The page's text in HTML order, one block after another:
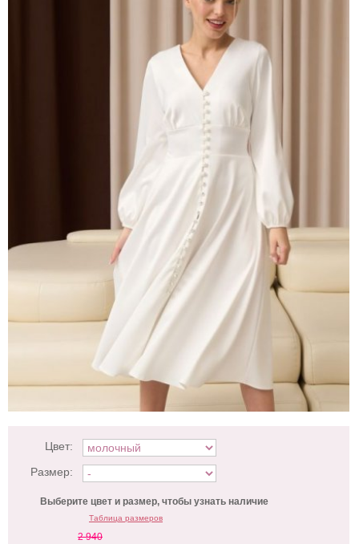
Цвет:
Размер:
Выберите цвет и размер, чтобы узнать наличие
Таблица размеров
2 940